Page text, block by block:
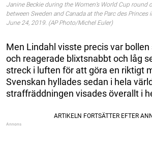
Janine Beckie during the Women’s World Cup round
between Sweden and Canada at the Parc des Princes
June 24, 2019. (AP Photo/Michel Euler)
Men Lindahl visste precis var
och reagerade blixtsnabbt och låg
streck i luften för att göra en riktigt
Svenskan hyllades sedan i hela
straffräddningen visades överallt i